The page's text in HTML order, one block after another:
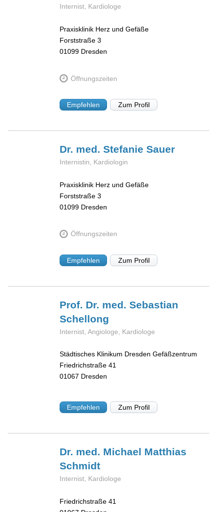
Internist, Kardiologe
Praxisklinik Herz und Gefäße
Forststraße 3
01099 Dresden
Öffnungszeiten
Empfehlen Zum Profil
Dr. med. StefanieSauer
Internistin, Kardiologin
Praxisklinik Herz und Gefäße
Forststraße 3
01099 Dresden
Öffnungszeiten
Empfehlen Zum Profil
Prof. Dr. med. Sebastian
Schellong
Internist, Angiologe, Kardiologe
Städtisches Klinikum Dresden Gefäßzentrum
Friedrichstraße 41
01067 Dresden
Empfehlen Zum Profil
Dr. med. Michael Matthias
Schmidt
Internist, Kardiologe
Friedrichstraße 41